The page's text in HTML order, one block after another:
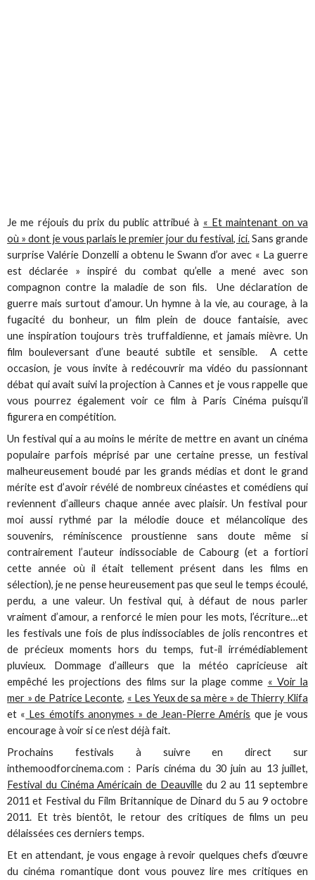
Je me réjouis du prix du public attribué à « Et maintenant on va
où » dont je vous parlais le premier jour du festival, ici.Sans grande
surprise Valérie Donzelli a obtenu le Swann d’or avec « La guerre
est déclarée » inspiré du combat qu’elle a mené avec son
compagnon contre la maladie de son fils. Une déclaration de
guerre mais surtout d’amour. Un hymne à la vie, au courage, à la
fugacité du bonheur, un film plein de douce fantaisie, avec
une inspiration toujours très truffaldienne, et jamais mièvre. Un
film bouleversant d’une beauté subtile et sensible. A cette
occasion, je vous invite à redécouvrir ma vidéo du passionnant
débat qui avait suivi la projection à Cannes et je vous rappelle que
vous pourrez également voir ce film à Paris Cinéma puisqu’il
figurera en compétition.
Un festival qui a au moins le mérite de mettre en avant un cinéma
populaire parfois méprisé par une certaine presse, un festival
malheureusement boudé par les grands médias et dont le grand
mérite est d’avoir révélé de nombreux cinéastes et comédiens qui
reviennent d’ailleurs chaque année avec plaisir. Un festival pour
moi aussi rythmé par la mélodie douce et mélancolique des
souvenirs, réminiscence proustienne sans doute même si
contrairement l’auteur indissociable de Cabourg (et a fortiori
cette année où il était tellement présent dans les films en
sélection), je ne pense heureusement pas que seul le temps écoulé,
perdu, a une valeur. Un festival qui, à défaut de nous parler
vraiment d’amour, a renforcé le mien pour les mots, l’écriture…et
les festivals une fois de plus indissociables de jolis rencontres et
de précieux moments hors du temps, fut-il irrémédiablement
pluvieux. Dommage d’ailleurs que la météo capricieuse ait
empêché les projections des films sur la plage comme « Voir la
mer » de Patrice Leconte, « Les Yeux de sa mère » de Thierry Klifa
et « Les émotifs anonymes » de Jean-Pierre Améris que je vous
encourage à voir si ce n’est déjà fait.
Prochains festivals à suivre en direct sur
inthemoodforcinema.com : Paris cinéma du 30 juin au 13 juillet,
Festival du Cinéma Américain de Deauville du 2 au 11 septembre
2011 et Festival du Film Britannique de Dinard du 5 au 9 octobre
2011. Et très bientôt, le retour des critiques de films un peu
délaissées ces derniers temps.
Et en attendant, je vous engage à revoir quelques chefs d’œuvre
du cinéma romantique dont vous pouvez lire mes critiques en